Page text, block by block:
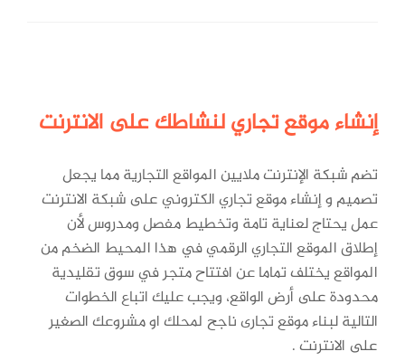
إنشاء موقع تجاري لنشاطك على الانترنت
تضم شبكة الإنترنت ملايين المواقع التجارية مما يجعل
تصميم و إنشاء موقع تجاري الكتروني على شبكة الانترنت
عمل يحتاج لعناية تامة وتخطيط مفصل ومدروس لأن
إطلاق الموقع التجاري الرقمي في هذا المحيط الضخم من
المواقع يختلف تماما عن افتتاح متجر في سوق تقليدية
محدودة على أرض الواقع، ويجب عليك اتباع الخطوات
التالية لبناء موقع تجارى ناجح لمحلك او مشروعك الصغير
على الانترنت .